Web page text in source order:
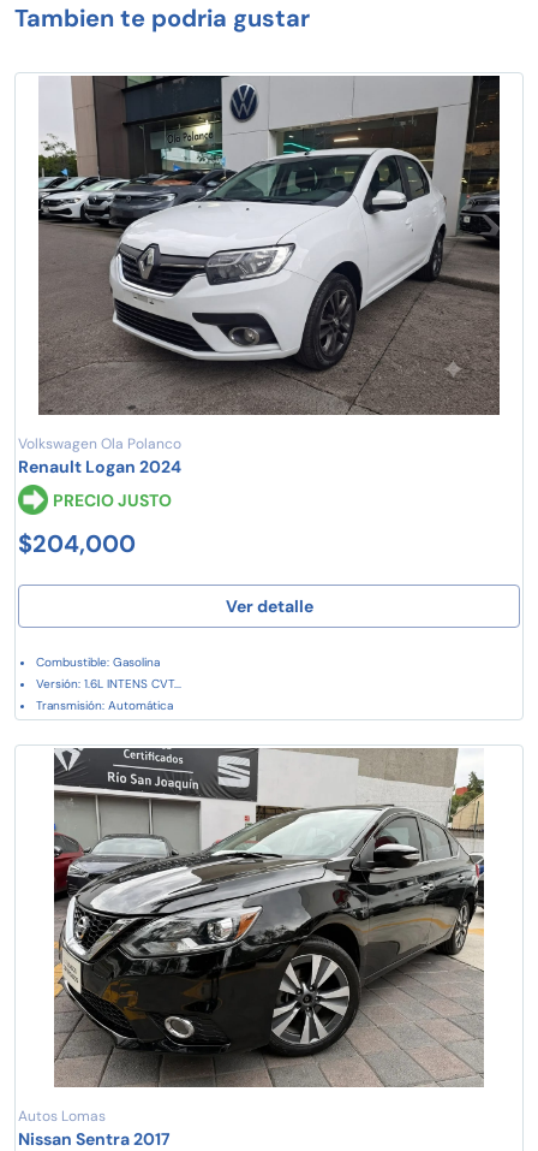
Tambien te podria gustar
Volkswagen Ola Polanco
Renault Logan 2024
PRECIO JUSTO
$204,000
Ver detalle
Combustible: Gasolina
Versión: 1.6L INTENS CVT...
Transmisión: Automática
Autos Lomas
Nissan Sentra 2017